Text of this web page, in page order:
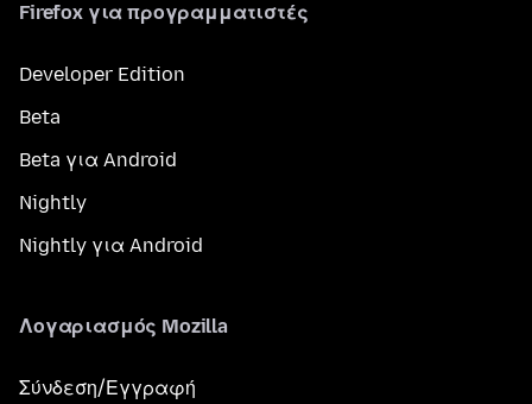
Firefox για προγραμματιστές
Developer Edition
Beta
Beta για Android
Nightly
Nightly για Android
Λογαριασμός Mozilla
Σύνδεση/Εγγραφή